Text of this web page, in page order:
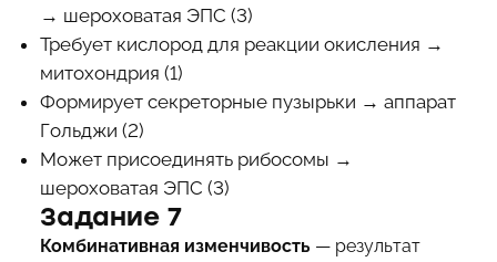
→ шероховатая ЭПС (3)
Требует кислород для реакции окисления →
митохондрия (1)
Формирует секреторные пузырьки → аппарат
Гольджи (2)
Может присоединять рибосомы →
шероховатая ЭПС (3)
Задание 7
Комбинативная изменчивость — результат